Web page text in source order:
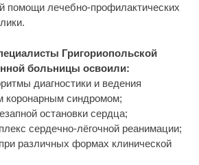
помощи лечебно-профилактических
Григориопольской
больницы освоили:
диагностики и ведения
коронарным синдромом;
остановки сердца;
сердечно-лёгочной реанимации;
различных формах клинической